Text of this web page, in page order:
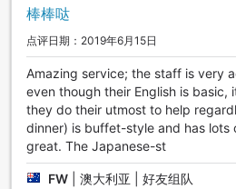
棒棒哒
点评日期：2019年6月15日
Amazing service; the staff is very
even though their English is basic,
they do their utmost to help
dinner) is buffet-style and has lots
great. The Japanese-st
FW 澳大利亚 | 好友组队